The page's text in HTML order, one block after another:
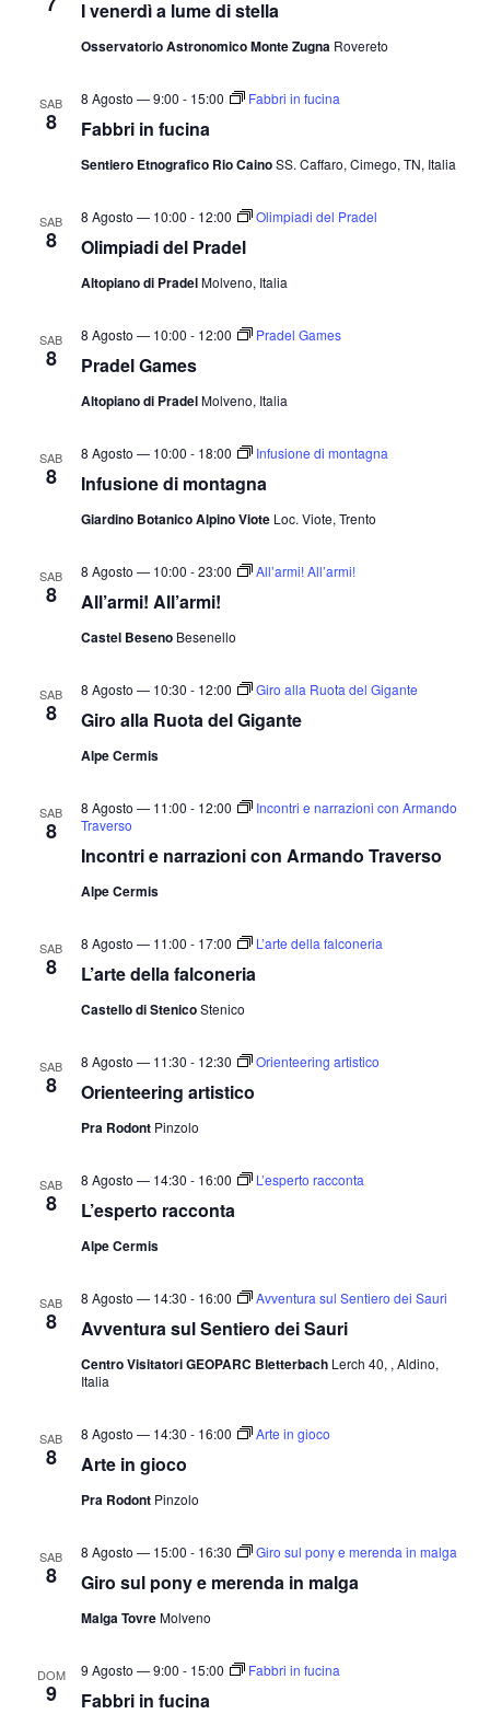
I venerdì a lume di stella
Osservatorio Astronomico Monte Zugna Rovereto
SAB
8 Fabbri in fucina
8 Agosto — 9:00 - 15:00 Fabbri in fucina
Sentiero Etnografico Rio CainoSS. Caffaro, Cimego, TN, Italia
SAB
8 Olimpiadi del Pradel
8 Agosto — 10:00 - 12:00 Olimpiadi del Pradel
Altopiano di PradelMolveno, Italia
SAB
8 Pradel Games
8 Agosto — 10:00 - 12:00 Pradel Games
Altopiano di PradelMolveno, Italia
SAB
8 Infusione di montagna
8 Agosto — 10:00 - 18:00 Infusione di montagna
Giardino Botanico Alpino Viote Loc. Viote, Trento
SAB
8 All’armi! All’armi!
8 Agosto — 10:00 -23:00 All’armi! All’armi!
Castel Beseno Besenello
SAB
8 Giro alla Ruota del Gigante
8 Agosto — 10:30 - 12:00 Giro alla Ruota del Gigante
Alpe Cermis
SAB
8
Incontri e narrazioni con Armando Traverso
8 Agosto — 11:00 - 12:00
Incontri e narrazioni con Armando
Traverso
Alpe Cermis
SAB
8 L’arte della falconeria
8 Agosto — 11:00 - 17:00 L’arte della falconeria
Castello di StenicoStenico
SAB
8 Orienteering artistico
8 Agosto — 11:30 - 12:30 Orienteering artistico
Pra Rodont Pinzolo
SAB
8 L’esperto racconta
8 Agosto — 14:30 - 16:00 L’esperto racconta
Alpe Cermis
SAB
8 Avventura sul Sentiero dei Sauri
8 Agosto — 14:30 - 16:00 Avventura sul Sentiero dei Sauri
Centro Visitatori GEOPARC Bletterbach Lerch 40, , Aldino,
Italia
SAB
8 Arte in gioco
8 Agosto — 14:30 - 16:00 Arte in gioco
Pra Rodont Pinzolo
SAB
8 Giro sul pony e merenda in malga
8 Agosto — 15:00 - 16:30 Giro sul pony e merenda in malga
Malga TovreMolveno
DOM
9 Fabbri in fucina
9 Agosto — 9:00 - 15:00 Fabbri in fucina